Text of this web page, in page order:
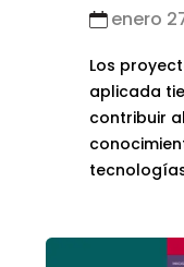
enero
Los
aplicada
contribuir